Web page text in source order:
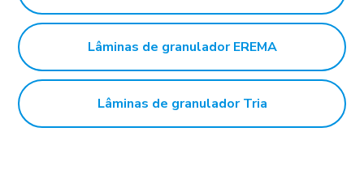
Lâminas de granulador EREMA
Lâminas de granulador Tria